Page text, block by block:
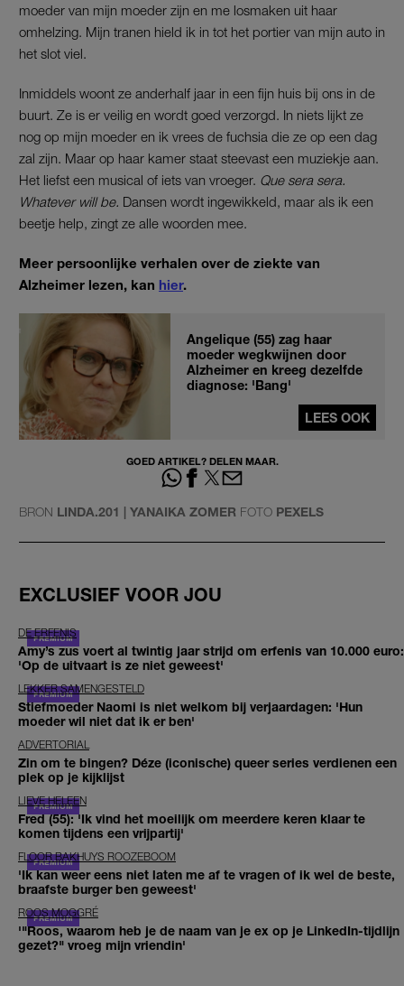
moeder van mijn moeder zijn en me losmaken uit haar
omhelzing. Mijn tranen hield ik in tot het portier van mijn auto in
het slot viel.
Inmiddels woont ze anderhalf jaar in een fijn huis bij ons in de
buurt. Ze is er veilig en wordt goed verzorgd. In niets lijkt ze
nog op mijn moeder en ik vrees de fuchsia die ze op een dag
zal zijn. Maar op haar kamer staat steevast een muziekje aan.
Het liefst een musical of iets van vroeger. Que sera sera.
Whatever will be. Dansen wordt ingewikkeld, maar als ik een
beetje help, zingt ze alle woorden mee.
Meer persoonlijke verhalen over de ziekte van
Alzheimer lezen, kan hier.
Angelique (55) zag haar
moeder wegkwijnen door
Alzheimer en kreeg dezelfde
diagnose: 'Bang'
LEES OOK
GOED ARTIKEL? DELEN MAAR.
BRON LINDA.201 | YANAIKA ZOMER FOTO PEXELS
EXCLUSIEF VOOR JOU
DE ERFENIS
Amy’s zus voert al twintig jaar strijd om erfenis van 10.000 euro:
'Op de uitvaart is ze niet geweest'
LEKKER SAMENGESTELD
Stiefmoeder Naomi is niet welkom bij verjaardagen: 'Hun
moeder wil niet dat ik er ben'
ADVERTORIAL
Zin om te bingen? Déze (iconische) queer series verdienen een
plek op je kijklijst
LIEVE HELEEN
Fred (55): 'Ik vind het moeilijk om meerdere keren klaar te
komen tijdens een vrijpartij'
FLOOR BAKHUYS ROOZEBOOM
'Ik kan weer eens niet laten me af te vragen of ik wel de beste,
braafste burger ben geweest'
ROOS MOGGRÉ
'"Roos, waarom heb je de naam van je ex op je LinkedIn-tijdlijn
gezet?" vroeg mijn vriendin'